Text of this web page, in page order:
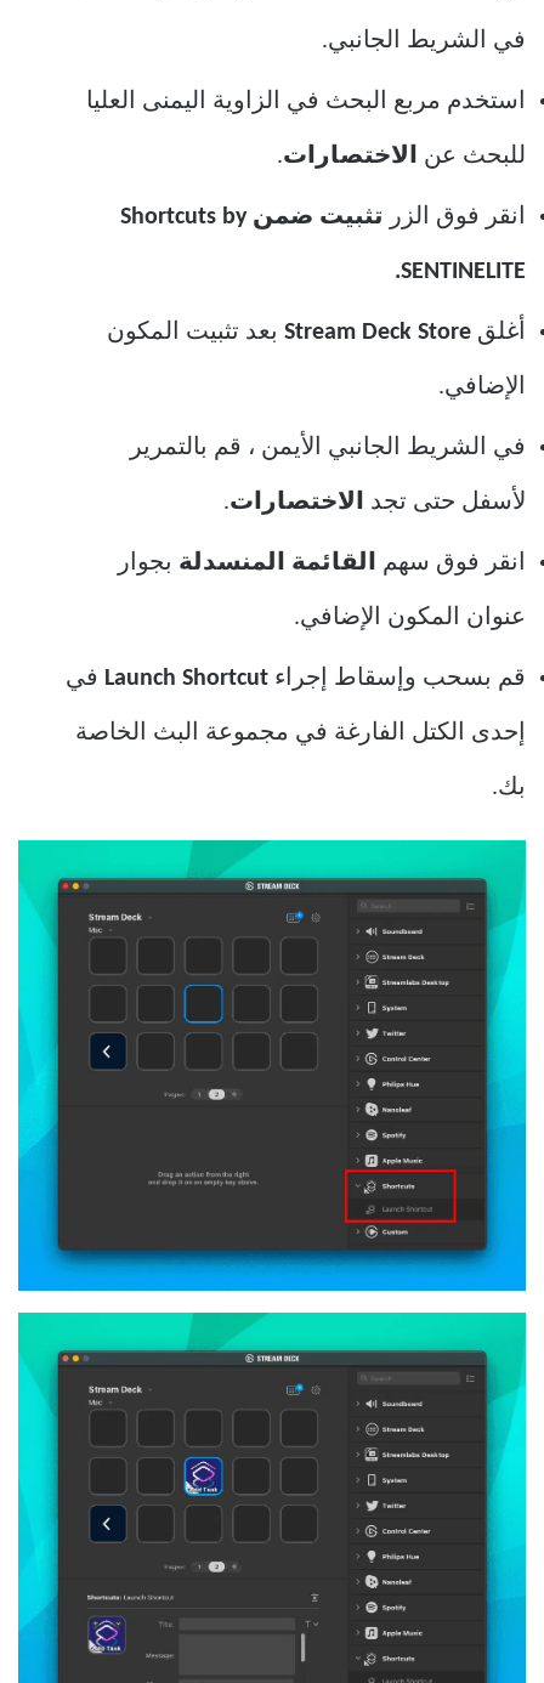
في الشريط الجانبي.
استخدم مربع البحث في الزاوية اليمنى العليا
للبحث عن الاختصارات.
انقر فوق الزر تثبيت ضمن Shortcuts by
SENTINELITE.
أغلق بعد تثبيت المكون
الإضافي.
في الشريط الجانبي الأيمن ، قم بالتمرير
لأسفل حتى تجد الاختصارات.
انقر فوق سهم القائمة المنسدلة بجوار
عنوان المكون الإضافي.
قم بسحب وإسقاط إجراء في
إحدى الكتل الفارغة في مجموعة البث الخاصة
بك.